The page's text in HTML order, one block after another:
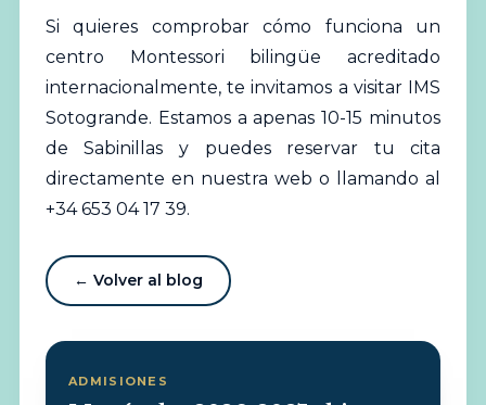
Si quieres comprobar cómo funciona un
centro Montessori bilingüe acreditado
internacionalmente, te invitamos a visitar IMS
Sotogrande. Estamos a apenas 10-15 minutos
de Sabinillas y puedes reservar tu cita
directamente en nuestra web o llamando al
+34 653 04 17 39.
← Volver al blog
ADMISIONES